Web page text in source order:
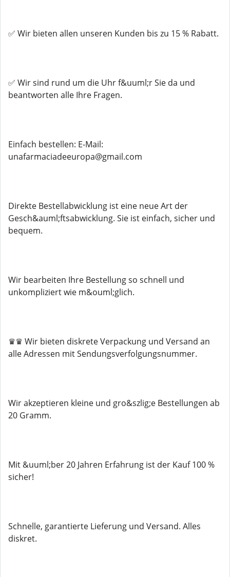
✅ Wir bieten allen unseren Kunden bis zu 15 % Rabatt.
✅ Wir sind rund um die Uhr f&uuml;r Sie da und
beantworten alle Ihre Fragen.
Einfach bestellen: E-Mail:
unafarmaciadeeuropa@gmail.com
Direkte Bestellabwicklung ist eine neue Art der
Gesch&auml;ftsabwicklung. Sie ist einfach, sicher und
bequem.
Wir bearbeiten Ihre Bestellung so schnell und
unkompliziert wie m&ouml;glich.
♛♛ Wir bieten diskrete Verpackung und Versand an
alle Adressen mit Sendungsverfolgungsnummer.
Wir akzeptieren kleine und gro&szlig;e Bestellungen ab
20 Gramm.
Mit &uuml;ber 20 Jahren Erfahrung ist der Kauf 100 %
sicher!
Schnelle, garantierte Lieferung und Versand. Alles
diskret.